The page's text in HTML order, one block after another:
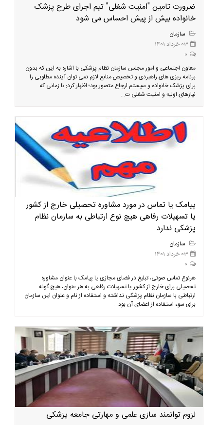
ضرورت تامین "امنیت شغلی" تیم اجرای طرح پزشک
خانواده بیش از پیش احساس می شود
سازمان
03 خرداد 1401
0
معاون اجتماعی و امور مجلس سازمان نظام پزشکی با اشاره به این که بدون
برنامه ریزی های راهبردی و تخصیص منابع لازم نمی توان آینده مطلوبی را
برای پزشک خانواده و سیستم ارجاع متصور بود؛ اظهار کرد: تا زمانی که
نیازهای اولیه و امنیت شغلی ت...
پیامک یا تماس در مورد مشاوره تحصیلی خارج از کشور
یا تسهیلات رفاهی هیچ نوع ارتباطی به سازمان نظام
پزشکی ندارد
سازمان
03 خرداد 1401
0
هرنوع تماس صوتی، تبلیغ در فضای مجازی یا پیامک با عنوان مشاوره
تحصیلی برای خارج از کشور یا تسهیلات رفاهی به هر عنوان، هیچ گونه
ارتباطی با سازمان نظام پزشکی نداشته و استفاده از نام و عنوان این سازمان
برای سوء استفاده از اعضای آن بود...
لزوم توانمند سازی علمی و مهارتی جامعه پزشکی